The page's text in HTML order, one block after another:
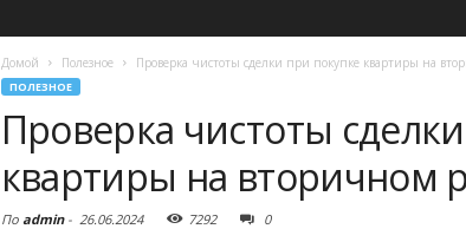
Домой Полезное Проверка чистоты сделки при покупке квартиры на
ПОЛЕЗНОЕ
Проверка чистоты
квартиры на вторичном
По admin- 26.06.2024 7292 0